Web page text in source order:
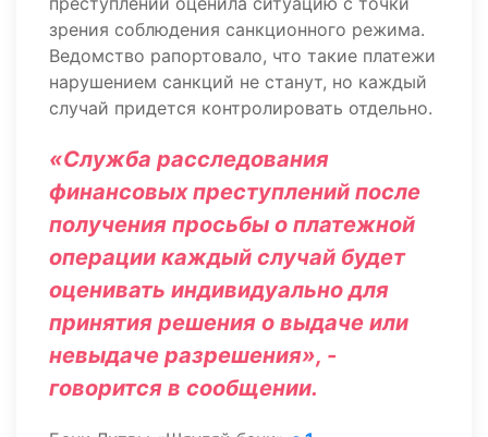
зрения соблюдения санкционного режима.
Ведомство рапортовало, что такие платежи
нарушением санкций не станут, но каждый
случай придется контролировать отдельно.
«Служба расследования
финансовых преступлений после
получения просьбы о платежной
операции каждый случай будет
оценивать индивидуально для
принятия решения о выдаче или
невыдаче разрешения», -
говорится в сообщении.